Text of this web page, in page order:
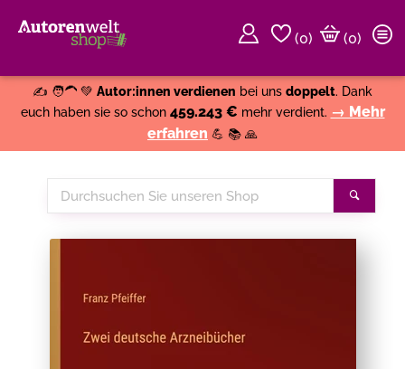
(0)
(0)
✍️ 🧑‍🦱 💚 Autor:innen verdienen bei uns doppelt. Dank
euch haben sie so schon 459.243 € mehr verdient. → Mehr
erfahren 💪 📚 🙏
Durchsuchen
Sie